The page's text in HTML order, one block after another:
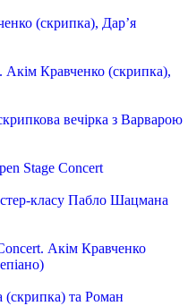
(скрипка), Дар’я
Акім Кравченко (скрипка),
вечірка з Варварою
Stage Concert
класу Пабло Шацмана
Акім Кравченко
(скрипка) та Роман